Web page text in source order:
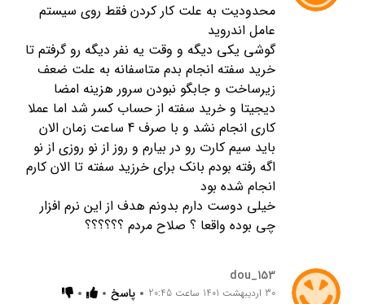
محدودیت به علت کار کردن فقط روی سیستم
عامل اندروید
گوشی یکی دیگه و وقت یه نفر دیگه رو گرفتم تا
خرید سفته انجام بدم متاسفانه به علت ضعف
زیرساخت و جابگو نبودن سرور هزینه امضا
دیجیتا و خرید سفته از حساب کسر شد اما عملا
کاری انجام نشد و با صرف 4 ساعت زمان الان
باید سیم کارت رو در بیارم و روز از نو روزی از نو
اگه رفته بودم بانک برای خرزید سفته تا الان کارم
انجام شده بود
خیلی دوست دارم بدونم هدف از این نرم افزار
چی بوده واقعا ؟ صلاح مردم ؟؟؟؟؟؟
dou_153
30 اردیبهشت 1401 ساعت 20:45 پاسخ